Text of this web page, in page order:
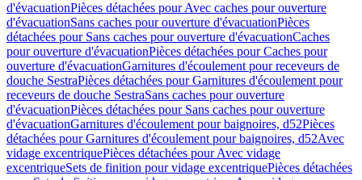
d'évacuationPièces détachées pour Avec caches pour ouverture
d'évacuationSans caches pour ouverture d'évacuationPièces
détachées pour Sans caches pour ouverture d'évacuationCaches
pour ouverture d'évacuationPièces détachées pour Caches pour
ouverture d'évacuationGarnitures d'écoulement pour receveurs de
douche SestraPièces détachées pour Garnitures d'écoulement pour
receveurs de douche SestraSans caches pour ouverture
d'évacuationPièces détachées pour Sans caches pour ouverture
d'évacuationGarnitures d'écoulement pour baignoires, d52Pièces
détachées pour Garnitures d'écoulement pour baignoires, d52Avec
vidage excentriquePièces détachées pour Avec vidage
excentriqueSets de finition pour vidage excentriquePièces détachées